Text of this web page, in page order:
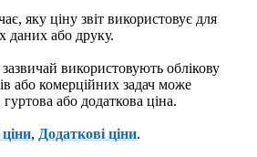
яку ціну звіт використовує для
даних або друку.
використовують облікову
або комерційних задач може
або додаткова ціна.
, Додаткові ціни.